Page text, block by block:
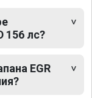
156 лс?
EGR